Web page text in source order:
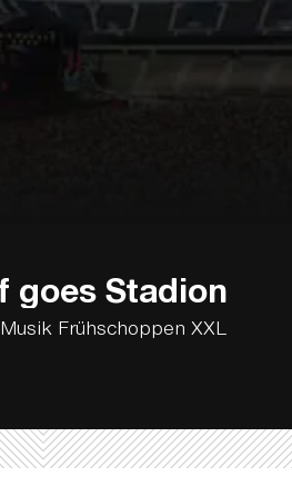
goes Stadion
Frühschoppen XXL